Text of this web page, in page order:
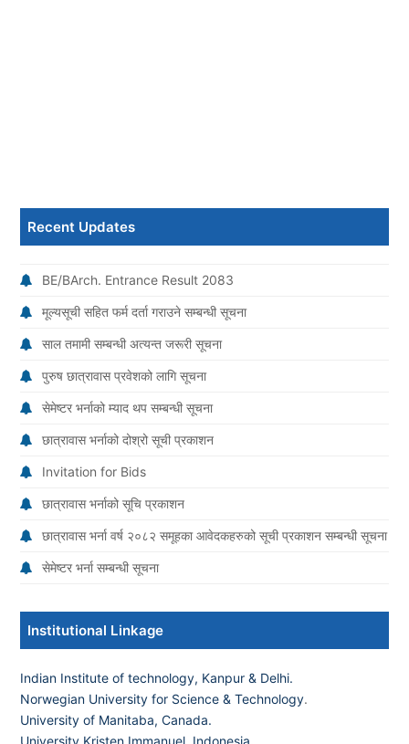
Recent Updates
BE/BArch. Entrance Result 2083
मूल्यसूची सहित फर्म दर्ता गराउने सम्बन्धी सूचना
साल तमामी सम्बन्धी अत्यन्त जरूरी सूचना
पुरुष छात्रावास प्रवेशको लागि सूचना
सेमेष्टर भर्नाको म्याद थप सम्बन्धी सूचना
छात्रावास भर्नाको दोश्रो सूची प्रकाशन
Invitation for Bids
छात्रावास भर्नाको सूचि प्रकाशन
छात्रावास भर्ना वर्ष २०८२ समूहका आवेदकहरुको सूची प्रकाशन सम्बन्धी सूचना
सेमेष्टर भर्ना सम्बन्धी सूचना
Institutional Linkage
Indian Institute of technology, Kanpur & Delhi.
Norwegian University for Science & Technology.
University of Manitaba, Canada.
University Kristen Immanuel, Indonesia.